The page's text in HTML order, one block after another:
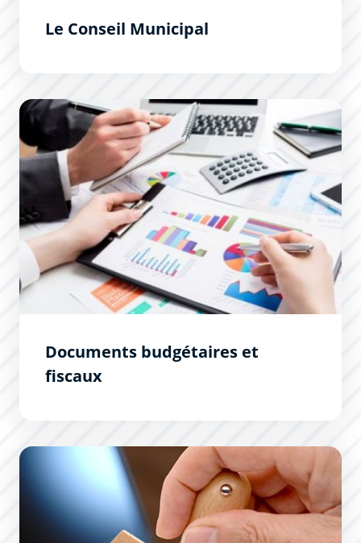
Le Conseil Municipal
Documents budgétaires et fiscaux
Documents budgétaires et
fiscaux
Derniers arrêtés